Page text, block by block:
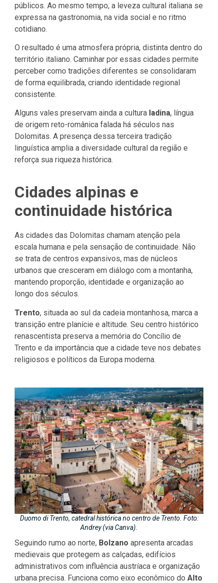
públicos. Ao mesmo tempo, a leveza cultural italiana se
expressa na gastronomia, na vida social e no ritmo
cotidiano.
O resultado é uma atmosfera própria, distinta dentro do
território italiano. Caminhar por essas cidades permite
perceber como tradições diferentes se consolidaram
de forma equilibrada, criando identidade regional
consistente.
Alguns vales preservam ainda a cultura ladina, língua
de origem reto-românica falada há séculos nas
Dolomitas. A presença dessa terceira tradição
linguística amplia a diversidade cultural da região e
reforça sua riqueza histórica.
Cidades alpinas e
continuidade histórica
As cidades das Dolomitas chamam atenção pela
escala humana e pela sensação de continuidade. Não
se trata de centros expansivos, mas de núcleos
urbanos que cresceram em diálogo com a montanha,
mantendo proporção, identidade e organização ao
longo dos séculos.
Trento, situada ao sul da cadeia montanhosa, marca a
transição entre planície e altitude. Seu centro histórico
renascentista preserva a memória do Concílio de
Trento e da importância que a cidade teve nos debates
religiosos e políticos da Europa moderna.
Duomo di Trento, catedral histórica no centro de Trento. Foto:
Andrey (via Canva).
Seguindo rumo ao norte, Bolzano apresenta arcadas
medievais que protegem as calçadas, edifícios
administrativos com influência austríaca e organização
urbana precisa. Funciona como eixo econômico do Alto